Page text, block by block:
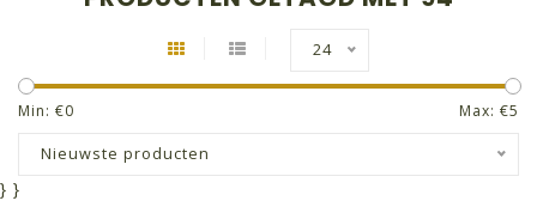
24
Min: €0 Max: €5
Nieuwste producten
} }